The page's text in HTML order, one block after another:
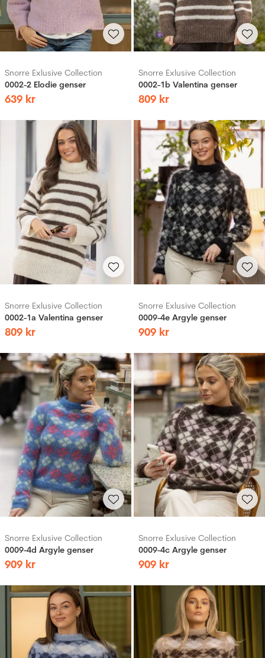
Snorre Exlusive Collection
0002-2 Elodie genser
639 kr
Snorre Exlusive Collection
0002-1b Valentina genser
809 kr
Snorre Exlusive Collection
0002-1a Valentina genser
809 kr
Snorre Exlusive Collection
0009-4e Argyle genser
909 kr
Snorre Exlusive Collection
0009-4d Argyle genser
909 kr
Snorre Exlusive Collection
0009-4c Argyle genser
909 kr